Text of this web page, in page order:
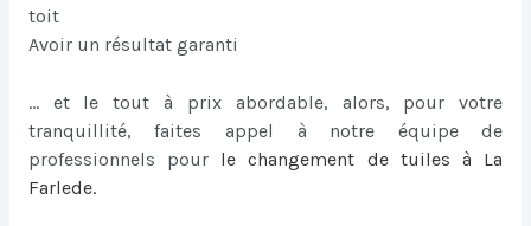
toit
Avoir un résultat garanti
… et le tout à prix abordable, alors, pour votre
tranquillité, faites appel à notre équipe de
professionnels pour lechangement de tuiles à La
Farlede.